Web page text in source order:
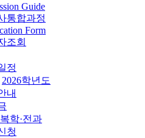
Guide
통합과정
Form
조회
정
2026학년도
내
학·전과
청